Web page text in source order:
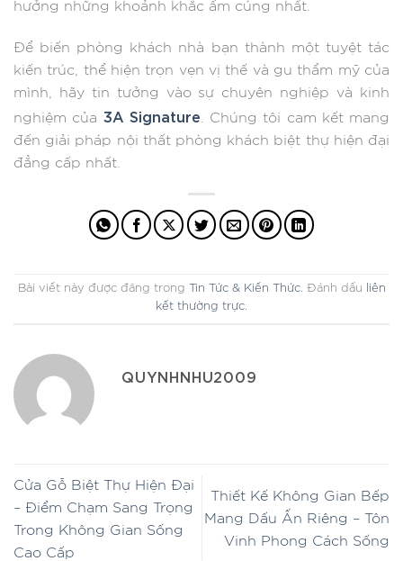
hưởng những khoảnh khắc ấm cúng nhất.
Để biến phòng khách nhà bạn thành một tuyệt tác
kiến trúc, thể hiện trọn vẹn vị thế và gu thẩm mỹ của
mình, hãy tin tưởng vào sự chuyên nghiệp và kinh
nghiệm của 3A Signature . Chúng tôi cam kết mang
đến giải pháp nội thất phòng khách biệt thự hiện đại
đẳng cấp nhất.
Bài viết này được đăng trong Tin Tức & Kiến Thức. Đánh dấu
liên
kết thường trực.
QUYNHNHU2009
Cửa Gỗ Biệt Thự Hiện Đại
– Điểm Chạm Sang Trọng
Trong Không Gian Sống
Cao Cấp
Thiết Kế Không Gian Bếp
Mang Dấu Ấn Riêng – Tôn
Vinh Phong Cách Sống